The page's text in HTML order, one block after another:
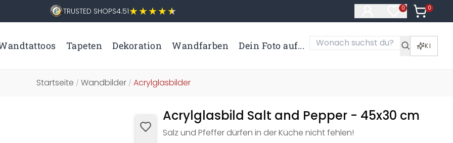
TRUSTED SHOPS4.51 0
Artikel im
0
Artikel
Tapeten Dekoration Wandfarben Dein Foto auf... KI
Startseite / Wandbilder/ Acrylglasbilder
Acrylglasbild Salt and Pepper - 45x30 cm
Salz und Pfeffer dürfen in der Küche nicht fehlen!